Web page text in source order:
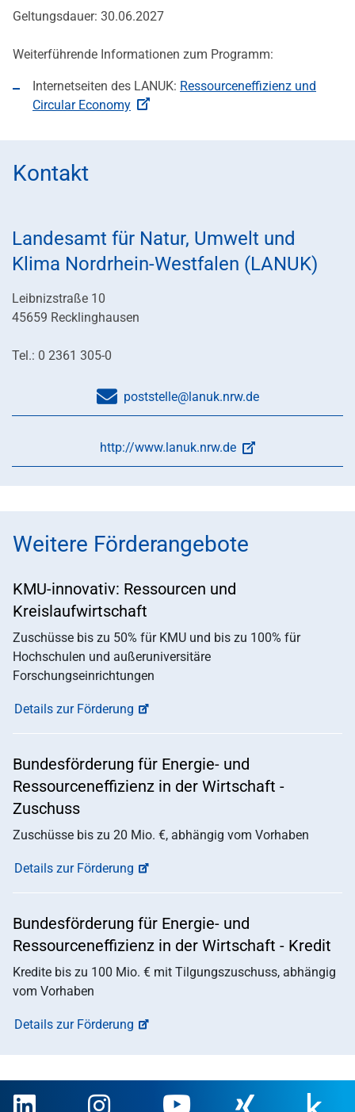
Geltungsdauer: 30.06.2027
Weiterführende Informationen zum Programm:
Internetseiten des LANUK: Ressourceneffizienz und
Circular Economy
Kontakt
Landesamt für Natur, Umwelt und
Klima Nordrhein-Westfalen (LANUK)
Leibnizstraße 10
45659 Recklinghausen
Tel.: 0 2361 305-0
poststelle@lanuk.nrw.de
http://www.lanuk.nrw.de
Weitere Förderangebote
KMU-innovativ: Ressourcen und
Kreislaufwirtschaft
Zuschüsse bis zu 50% für KMU und bis zu 100% für
Hochschulen und außeruniversitäre
Forschungseinrichtungen
Details zur Förderung
Bundesförderung für Energie- und
Ressourceneffizienz in der Wirtschaft -
Zuschuss
Zuschüsse bis zu 20 Mio. €, abhängig vom Vorhaben
Details zur Förderung
Bundesförderung für Energie- und
Ressourceneffizienz in der Wirtschaft - Kredit
Kredite bis zu 100 Mio. € mit Tilgungszuschuss, abhängig
vom Vorhaben
Details zur Förderung